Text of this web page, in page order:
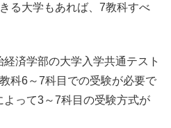
る大学もあれば、7教科すべ
済学部の大学入学共通テスト
科6～7科目での受験が必要で
って3～7科目の受験方式が